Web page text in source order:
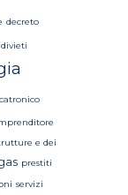
decreto
divieti
e dei
prestiti
servizi